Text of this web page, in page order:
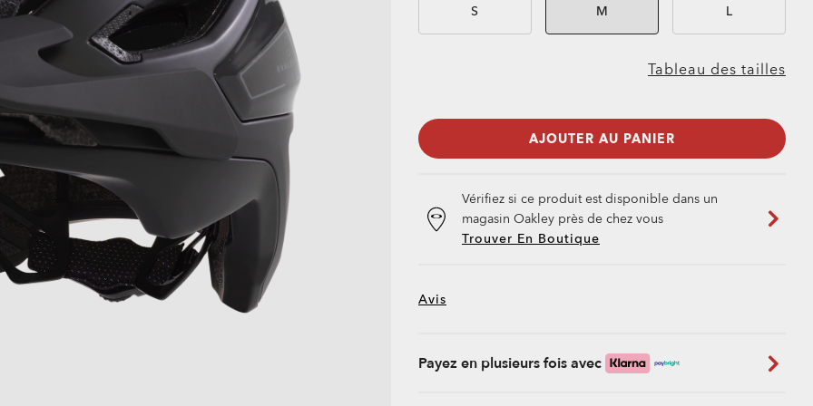
S M L
Tableau des tailles
AJOUTER AU PANIER
Vérifiez si ce produit est disponible dans un
magasin Oakley près de chez vous
Trouver En Boutique
Avis
Payez en plusieurs fois avec